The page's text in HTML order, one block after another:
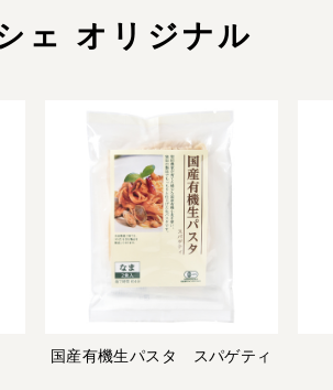
ェ オリジナル
国産有機生パスタ スパゲティ